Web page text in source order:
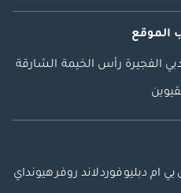
دبي الفجيرة رأس الخيمة الشارقة
بي ام دبليوفوردلاند روفرهيونداي